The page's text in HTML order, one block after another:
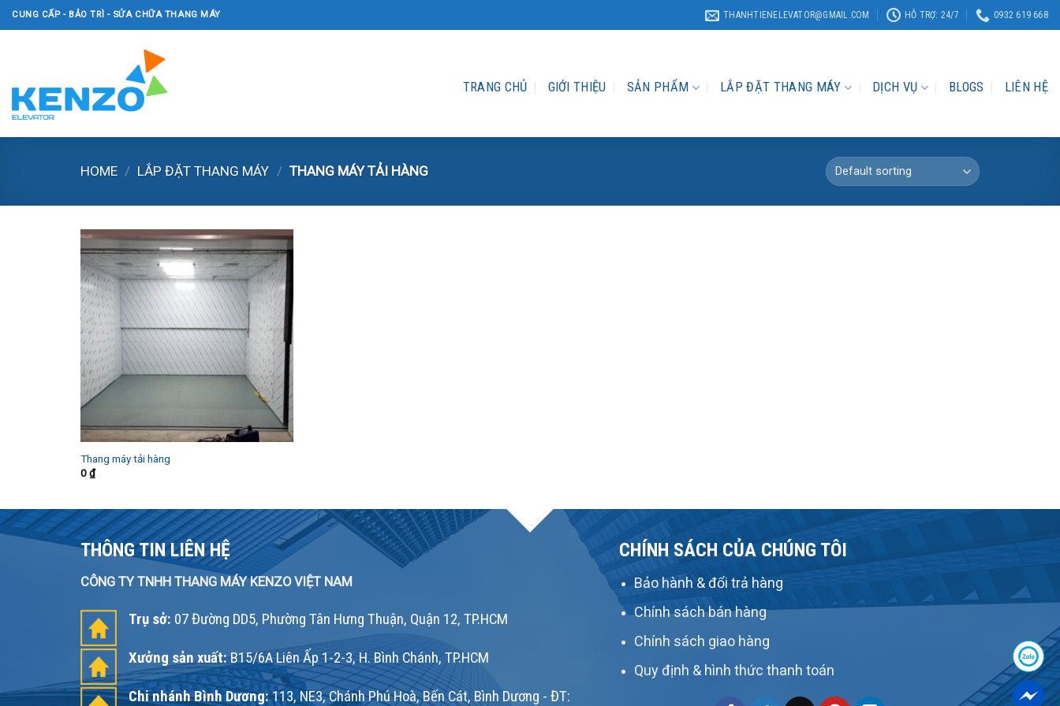
Skip
to
CUNG CẤP - BẢO TRÌ - SỬA CHỮA THANG MÁY THANHTIENELEVATOR@GMAIL.COM HỖ TRỢ: 24/7 0932 619 668
TRANG CHỦ GIỚI THIỆU SẢN PHẨM LẮP ĐẶT THANG MÁY DỊCH VỤ BLOGS LIÊN HỆ
HOME / LẮP ĐẶT THANG MÁY / THANG MÁY TẢI HÀNG
Thang máy tải hàng
0₫
THÔNG TIN LIÊN HỆ
CÔNG TY TNHH THANG MÁY KENZO VIỆT NAM
Trụ sở: 07 Đường DD5, Phường Tân Hưng Thuận, Quận 12, TP.HCM
Xưởng sản xuất:B15/6A Liên Ấp 1-2-3, H. Bình Chánh, TP.HCM
Chi nhánh Bình Dương:113, NE3, Chánh Phú Hoà, Bến Cát, Bình Dương - ĐT:
CHÍNH SÁCH CỦA CHÚNG TÔI
Bảo hành & đổi trả hàng
Chính sách bán hàng
Chính sách giao hàng
Quy định & hình thức thanh toán